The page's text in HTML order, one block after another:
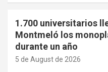
1.700 universitarios
Montmeló los
durante un año
5 de August de 2026